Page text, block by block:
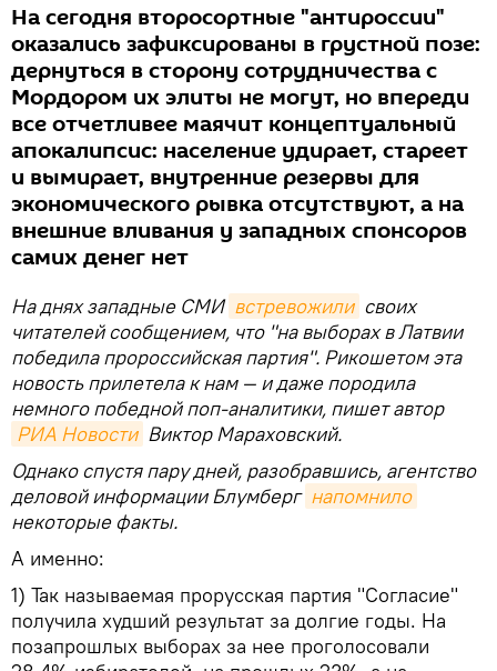
На сегодня второсортные "антироссии"
оказались зафиксированы в грустной позе:
дернуться в сторону сотрудничества с
Мордором их элиты не могут, но впереди
все отчетливее маячит концептуальный
апокалипсис: население удирает, стареет
и вымирает, внутренние резервы для
экономического рывка отсутствуют, а на
внешние вливания у западных спонсоров
самих денег нет
На днях западные СМИ встревожили своих
читателей сообщением, что "на выборах в Латвии
победила пророссийская партия". Рикошетом эта
новость прилетела к нам — и даже породила
немного победной поп-аналитики, пишет автор
РИА Новости Виктор Мараховский.
Однако спустя пару дней, разобравшись, агентство
деловой информации Блумберг напомнило
некоторые факты.
А именно:
1) Так называемая прорусская партия "Согласие"
получила худший результат за долгие годы. На
позапрошлых выборах за нее проголосовали